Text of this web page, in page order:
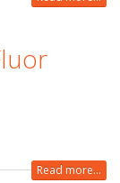
Read more...